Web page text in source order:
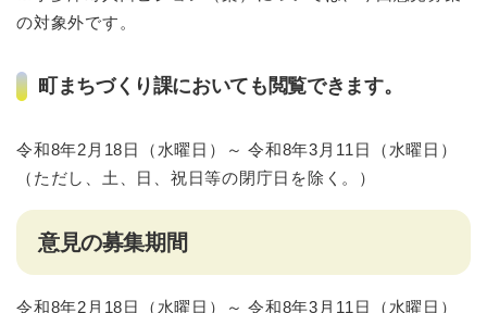
の対象外です。
町まちづくり課においても閲覧できます。
令和8年2月18日（水曜日）～ 令和8年3月11日（水曜日）
（ただし、土、日、祝日等の閉庁日を除く。）
意見の募集期間
令和8年2月18日（水曜日）～ 令和8年3月11日（水曜日）